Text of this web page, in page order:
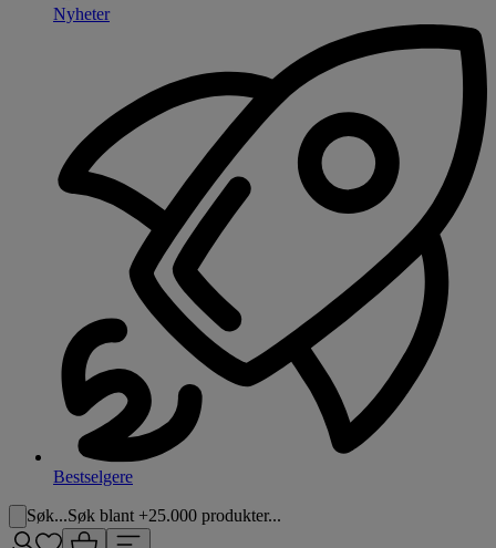
Nyheter
Bestselgere
Søk...Søk blant +25.000 produkter...